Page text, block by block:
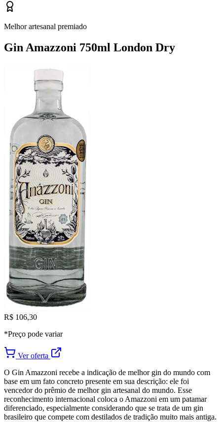
Melhor artesanal premiado
Gin Amazzoni 750ml London Dry
R$ 106,30
*Preço pode variar
Ver oferta
O Gin Amazzoni recebe a indicação de melhor gin do mundo com
base em um fato concreto presente em sua descrição: ele foi
vencedor do prêmio de melhor gin artesanal do mundo. Esse
reconhecimento internacional coloca o Amazzoni em um patamar
diferenciado, especialmente considerando que se trata de um gin
brasileiro que compete com destilados de tradição muito mais antiga.